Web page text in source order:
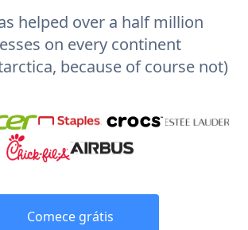
helped over a half million
on every continent
because of course not)
Comece grátis